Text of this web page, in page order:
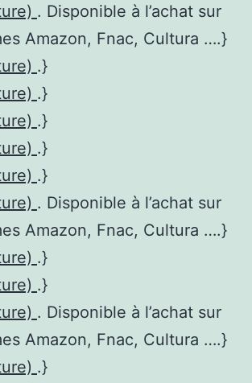
. Disponible à l’achat sur
Amazon, Fnac, Cultura ….}
.}
.}
.}
.}
.}
. Disponible à l’achat sur
Amazon, Fnac, Cultura ….}
.}
.}
. Disponible à l’achat sur
Amazon, Fnac, Cultura ….}
.}